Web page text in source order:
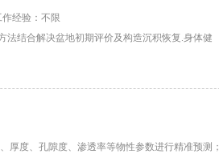
作经验：不限
结合解决盆地初期评价及构造沉积恢复.身体健
厚度、孔隙度、渗透率等物性参数进行精准预测；